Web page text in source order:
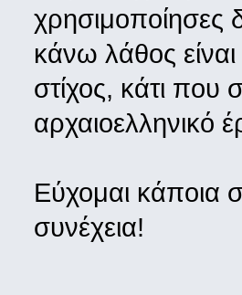
χρησιμοποίησες
κάνω λάθος είναι
στίχος, κάτι που
αρχαιοελληνικό
Εύχομαι κάποια
συνέχεια!